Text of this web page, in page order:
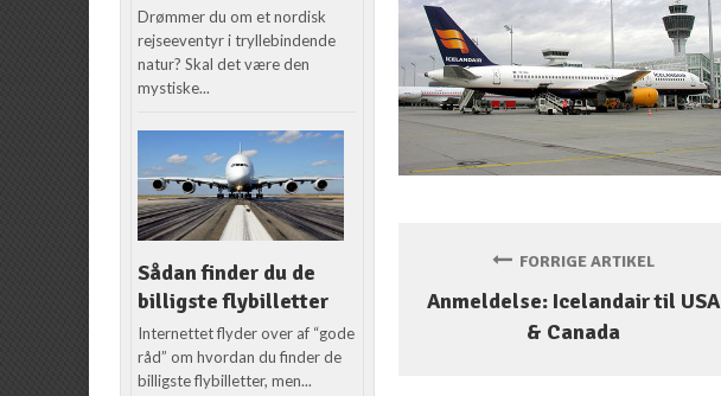
FORRIGE ARTIKEL
Anmeldelse: Icelandair til USA
& Canada
Drømmer du om et nordisk
rejseeventyr i tryllebindende
natur? Skal det være den
mystiske...
Sådan finder du de
billigste flybilletter
Internettet flyder over af “gode
råd” om hvordan du finder de
billigste flybilletter, men...